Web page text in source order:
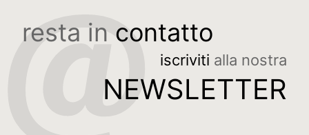
resta in contatto
iscriviti alla nostra
NEWSLETTER